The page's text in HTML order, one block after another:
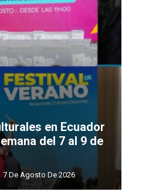
en Ecuador
del 7 al 9 de
7 De Agosto De 2026